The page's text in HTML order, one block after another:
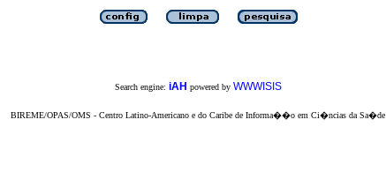
Search engine: iAH powered by WWWISIS
BIREME/OPAS/OMS - Centro Latino-Americano e do Caribe de Informa��o em Ci�ncias da Sa�de